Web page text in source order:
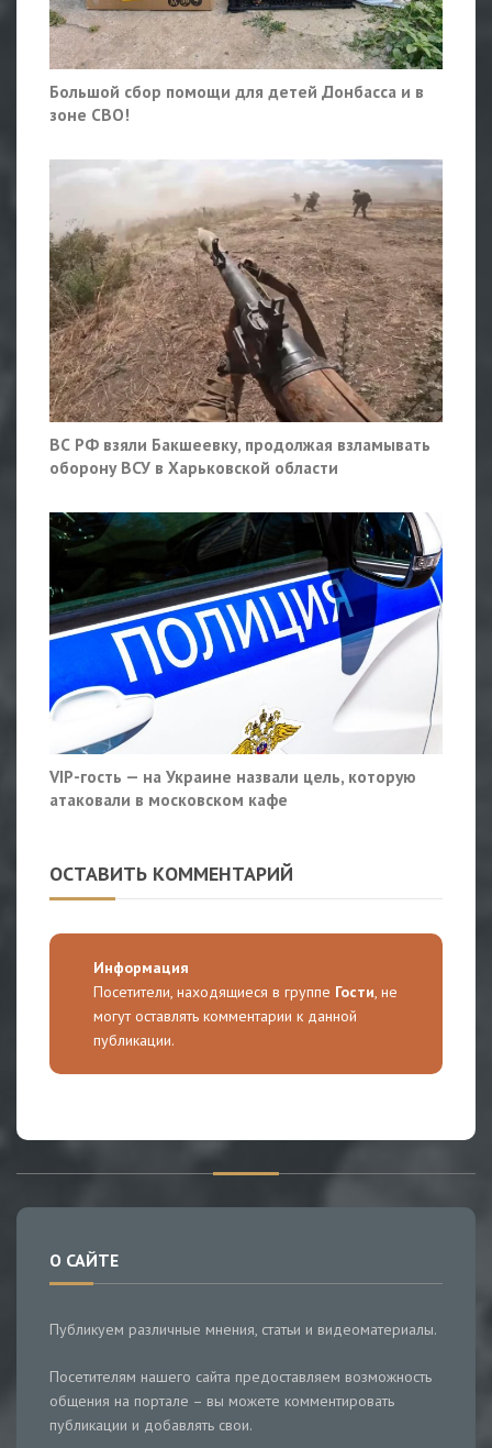
Большой сбор помощи для детей Донбасса и в
зоне СВО!
ВС РФ взяли Бакшеевку, продолжая взламывать
оборону ВСУ в Харьковской области
VIP-гость — на Украине назвали цель, которую
атаковали в московском кафе
ОСТАВИТЬ КОММЕНТАРИЙ
Информация
Посетители, находящиеся в группе Гости, не
могут оставлять комментарии к данной
публикации.
О САЙТЕ
Публикуем различные мнения, статьи и видеоматериалы.
Посетителям нашего сайта предоставляем возможность
общения на портале – вы можете комментировать
публикации и добавлять свои.